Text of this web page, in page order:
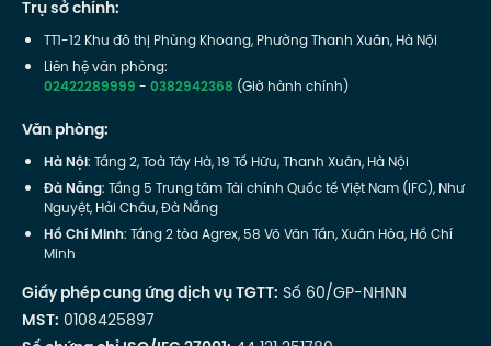
Trụ sở chính:
TT1-12 Khu đô thị Phùng Khoang, Phường Thanh Xuân, Hà Nội
Liên hệ văn phòng:
02422289999-0382942368 (Giờ hành chính)
Văn phòng:
Hà Nội: Tầng 2, Toà Tây Hà, 19 Tố Hữu, Thanh Xuân, Hà Nội
Đà Nẵng: Tầng 5 Trung tâm Tài chính Quốc tế Việt Nam (IFC), Như
Nguyệt, Hải Châu, Đà Nẵng
Hồ Chí Minh: Tầng 2 tòa Agrex, 58 Võ Văn Tần, Xuân Hòa, Hồ Chí
Minh
Giấy phép cung ứng dịch vụ TGTT: Số 60/GP-NHNN
MST: 0108425897